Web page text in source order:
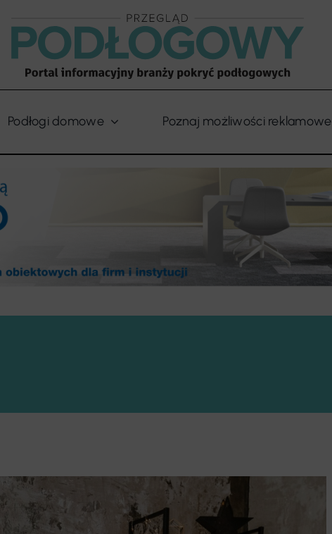
Podłogi domowe Poznaj możliwości reklamowe